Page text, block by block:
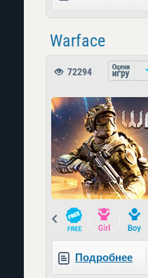
Warface
72294
Prev
Подробнее